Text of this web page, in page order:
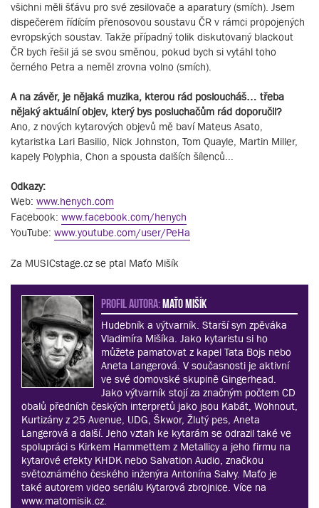
všichni měli šťávu pro své zesilovače a aparatury (smích). Jsem
dispečerem řídícím přenosovou soustavu ČR v rámci propojených
evropských soustav. Takže případný tolik diskutovaný blackout
ČR bych řešil já se svou směnou, pokud bych si vytáhl toho
černého Petra a neměl zrovna volno (smích).
A na závěr, je nějaká muzika, kterou rád posloucháš… třeba
nějaký aktuální objev, který bys posluchačům rád doporučil?
Ano, z nových kytarových objevů mě baví Mateus Asato,
kytaristka Lari Basilio, Nick Johnston, Tom Quayle, Martin Miller,
kapely Polyphia, Chon a spousta dalších šílenců...
Odkazy:
Web: www.henych.com
Facebook: www.facebook.com/henych
YouTube: www.youtube.com/user/PeHa
Za MUSICstage.cz se ptal Maťo Mišík
PROFIL AUTORA:Maťo Mišík
Hudebník a výtvarník. Starší syn zpěváka
Vladimíra Mišíka. Jako kytaristu si ho
můžete pamatovat z kapel Tata Bojs nebo
Aneta Langerová. V současnosti je aktivní
ve své domovské skupině Gingerhead.
Jako výtvarník stojí za značným počtem CD
obalů předních českých interpretů jako jsou Kabát, Wohnout,
Kurtizány z 25 Avenue, UDG, Škwor, Žlutý pes, Aneta
Langerová a další. Jeho vztah ke kytarám se odrazil také ve
spolupráci s Kirkem Hammettem z Metallicy a jeho firmu na
kytarové efekty KHDK nebo Salvation Audio, značkou
světoznámého českého inženýra Antonína Salvy. Maťo je
také autorem video seriálu Kytarová zbrojnice. Více na
www.matomisik.cz.